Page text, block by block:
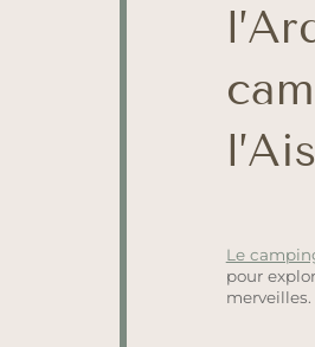
Le
pour
merveilles.